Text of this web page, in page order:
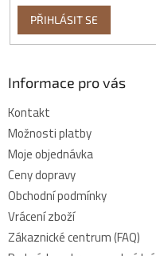
PŘIHLÁSIT SE
Informace pro vás
Kontakt
Možnosti platby
Moje objednávka
Ceny dopravy
Obchodní podmínky
Vrácení zboží
Zákaznické centrum (FAQ)